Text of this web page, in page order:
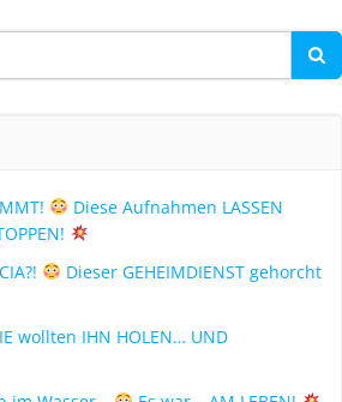
Diese Aufnahmen LASSEN
Dieser GEHEIMDIENST gehorcht
wollten IHN HOLEN… UND